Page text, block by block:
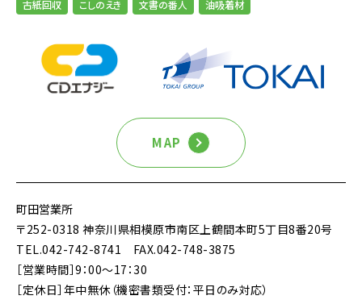
古紙回収 こしのえき 文書の番人 油吸着材
MAP
町田営業所
〒252-0318 神奈川県相模原市南区上鶴間本町5丁目8番20号
TEL.042-742-8741 FAX.042-748-3875
［営業時間］9：00～17：30
［定休日］年中無休（機密書類受付：平日のみ対応）